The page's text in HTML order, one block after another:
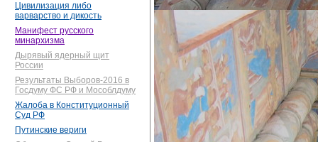
Цивилизация либо
варварство и дикость
Манифест русского
минархизма
Дырявый ядерный щит
России
Результаты Выборов-2016 в
Госдуму ФС РФ и Мособлдуму
Жалоба в Конституционный
Суд РФ
Путинские вериги